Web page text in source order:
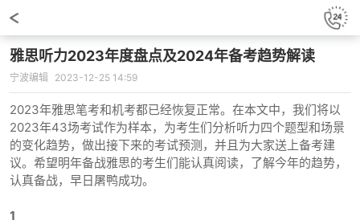
雅思听力2023年度盘点及2024年备考趋势解读
宁波编辑 2023-12-25 14:59
2023年雅思笔考和机考都已经恢复正常。在本文中，我们将以
2023年43场考试作为样本，为考生们分析听力四个题型和场景
的变化趋势，做出接下来的考试预测，并且为大家送上备考建
议。希望明年备战雅思的考生们能认真阅读，了解今年的趋势，
认真备战，早日屠鸭成功。
1